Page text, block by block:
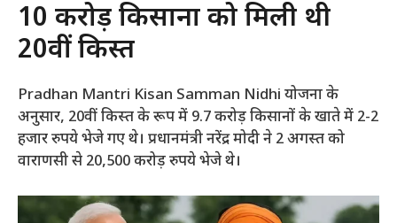
10 करोड़ किसानों को मिली थी
20वीं किस्त
Pradhan Mantri Kisan Samman Nidhi योजना के
अनुसार, 20वीं किस्त के रूप में 9.7 करोड़ किसानों के खाते में 2-2
हजार रुपये भेजे गए थे। प्रधानमंत्री नरेंद्र मोदी ने 2 अगस्त को
वाराणसी से 20,500 करोड़ रुपये भेजे थे।